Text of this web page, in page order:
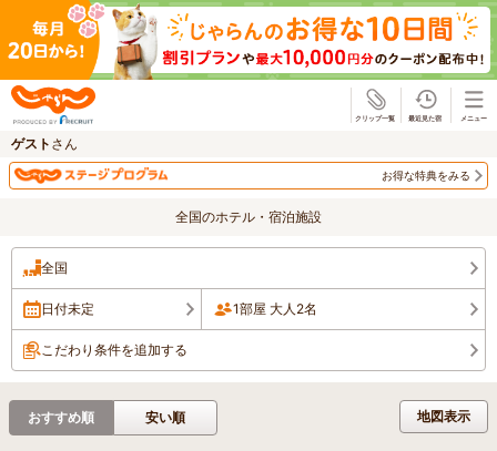
ゲスト さん
お得な特典をみる
全国のホテル・宿泊施設
全国
日付未定 1部屋 大人2名
こだわり条件を追加する
地図表示
おすすめ順 安い順